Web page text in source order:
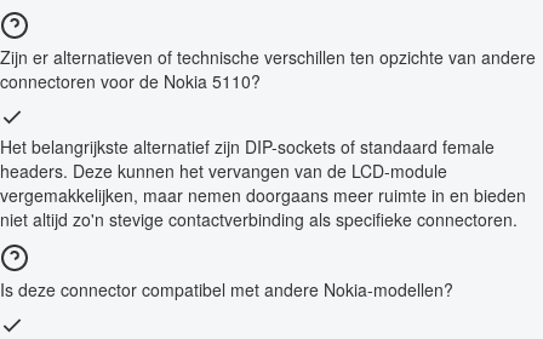
Zijn er alternatieven of technische verschillen ten opzichte van andere
connectoren voor de Nokia 5110?
Het belangrijkste alternatief zijn DIP-sockets of standaard female
headers. Deze kunnen het vervangen van de LCD-module
vergemakkelijken, maar nemen doorgaans meer ruimte in en bieden
niet altijd zo'n stevige contactverbinding als specifieke connectoren.
Is deze connector compatibel met andere Nokia-modellen?